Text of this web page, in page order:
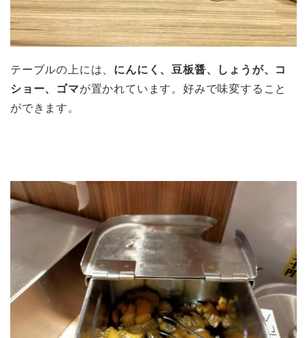
テーブルの上には、 にんにく、豆板醤、しょうが、コ
ショー、ゴマが置かれています。好みで味変すること
ができます。